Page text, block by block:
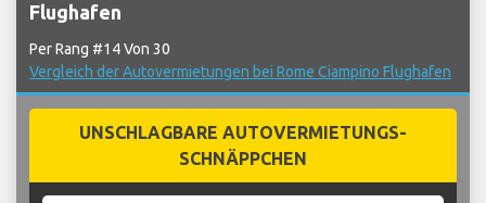
Flughafen
Per Rang #14 Von 30
Vergleich der Autovermietungen bei Rome Ciampino Flughafen
UNSCHLAGBARE AUTOVERMIETUNGS-
SCHNÄPPCHEN